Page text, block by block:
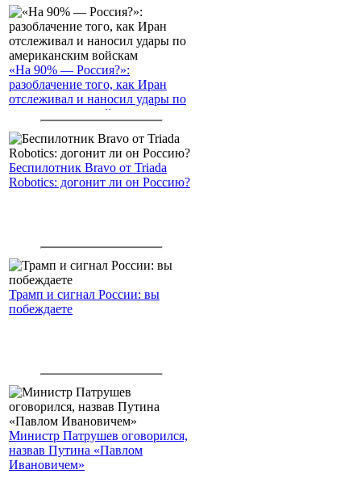
«На 90% — Россия?»:
разоблачение того, как Иран
отслеживал и наносил удары по
американским войскам
Беспилотник Bravo от Triada
Robotics: догонит ли он Россию?
Трамп и сигнал России: вы
побеждаете
Министр Патрушев оговорился,
назвав Путина «Павлом
Ивановичем»